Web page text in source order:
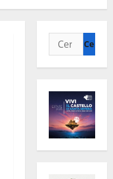
Ricerca
per: